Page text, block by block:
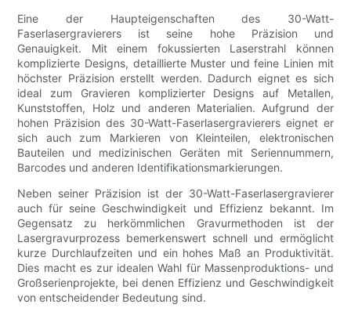
Eine der Haupteigenschaften des 30-Watt-
Faserlasergravierers ist seine hohe Präzision und
Genauigkeit. Mit einem fokussierten Laserstrahl können
komplizierte Designs, detaillierte Muster und feine Linien mit
höchster Präzision erstellt werden. Dadurch eignet es sich
ideal zum Gravieren komplizierter Designs auf Metallen,
Kunststoffen, Holz und anderen Materialien. Aufgrund der
hohen Präzision des 30-Watt-Faserlasergravierers eignet er
sich auch zum Markieren von Kleinteilen, elektronischen
Bauteilen und medizinischen Geräten mit Seriennummern,
Barcodes und anderen Identifikationsmarkierungen.
Neben seiner Präzision ist der 30-Watt-Faserlasergravierer
auch für seine Geschwindigkeit und Effizienz bekannt. Im
Gegensatz zu herkömmlichen Gravurmethoden ist der
Lasergravurprozess bemerkenswert schnell und ermöglicht
kurze Durchlaufzeiten und ein hohes Maß an Produktivität.
Dies macht es zur idealen Wahl für Massenproduktions- und
Großserienprojekte, bei denen Effizienz und Geschwindigkeit
von entscheidender Bedeutung sind.